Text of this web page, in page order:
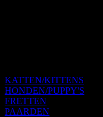
KATTEN/KITTENS
HONDEN/PUPPY'S
FRETTEN
PAARDEN